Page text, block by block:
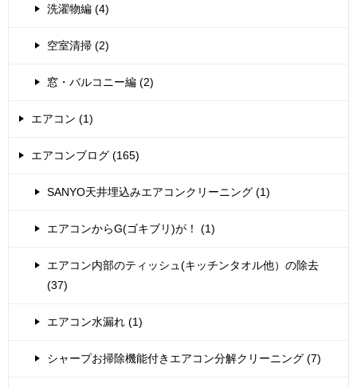
洗濯物編 (4)
空室清掃 (2)
窓・バルコニー編 (2)
エアコン (1)
エアコンブログ (165)
SANYO天井埋込みエアコンクリーニング (1)
エアコンからG(ゴキブリ)が！ (1)
エアコン内部のティッシュ(キッチンタオル他）の除去
(37)
エアコン水漏れ (1)
シャープお掃除機能付きエアコン分解クリーニング (7)